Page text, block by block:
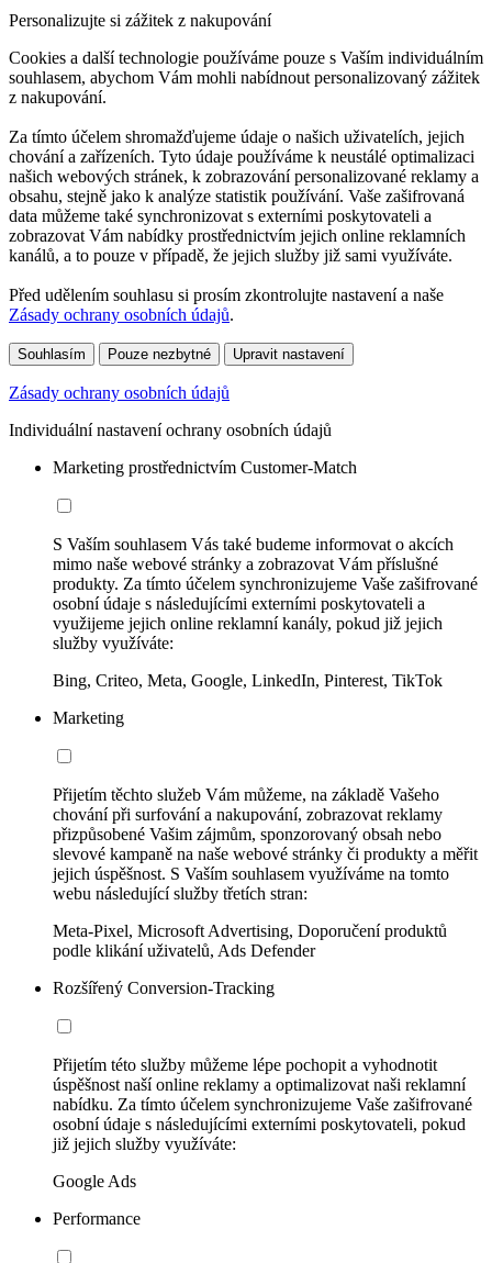
Personalizujte si zážitek z nakupování
Cookies a další technologie používáme pouze s Vaším individuálním
souhlasem, abychom Vám mohli nabídnout personalizovaný zážitek
z nakupování.
Za tímto účelem shromažďujeme údaje o našich uživatelích, jejich
chování a zařízeních. Tyto údaje používáme k neustálé optimalizaci
našich webových stránek, k zobrazování personalizované reklamy a
obsahu, stejně jako k analýze statistik používání. Vaše zašifrovaná
data můžeme také synchronizovat s externími poskytovateli a
zobrazovat Vám nabídky prostřednictvím jejich online reklamních
kanálů, a to pouze v případě, že jejich služby již sami využíváte.
Před udělením souhlasu si prosím zkontrolujte nastavení a naše
Zásady ochrany osobních údajů.
Souhlasím Pouze nezbytné Upravit nastavení
Zásady ochrany osobních údajů
Individuální nastavení ochrany osobních údajů
Marketing prostřednictvím Customer-Match
S Vaším souhlasem Vás také budeme informovat o akcích
mimo naše webové stránky a zobrazovat Vám příslušné
produkty. Za tímto účelem synchronizujeme Vaše zašifrované
osobní údaje s následujícími externími poskytovateli a
využijeme jejich online reklamní kanály, pokud již jejich
služby využíváte:
Bing, Criteo, Meta, Google, LinkedIn, Pinterest, TikTok
Marketing
Přijetím těchto služeb Vám můžeme, na základě Vašeho
chování při surfování a nakupování, zobrazovat reklamy
přizpůsobené Vašim zájmům, sponzorovaný obsah nebo
slevové kampaně na naše webové stránky či produkty a měřit
jejich úspěšnost. S Vaším souhlasem využíváme na tomto
webu následující služby třetích stran:
Meta-Pixel, Microsoft Advertising, Doporučení produktů
podle klikání uživatelů, Ads Defender
Rozšířený Conversion-Tracking
Přijetím této služby můžeme lépe pochopit a vyhodnotit
úspěšnost naší online reklamy a optimalizovat naši reklamní
nabídku. Za tímto účelem synchronizujeme Vaše zašifrované
osobní údaje s následujícími externími poskytovateli, pokud
již jejich služby využíváte:
Google Ads
Performance